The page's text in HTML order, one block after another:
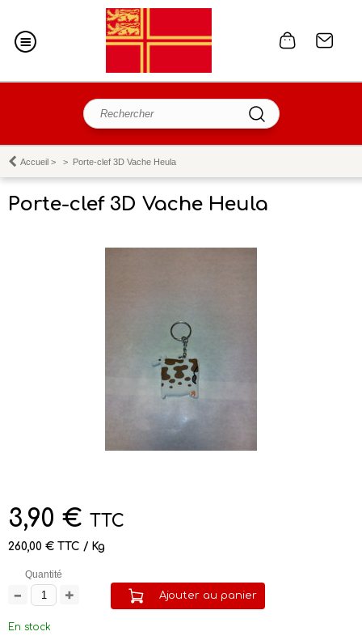
Accueil > > Porte-clef 3D Vache Heula
Porte-clef 3D Vache Heula
3,90 € TTC
260,00 € TTC / Kg
Quantité
Ajouter au panier
En stock